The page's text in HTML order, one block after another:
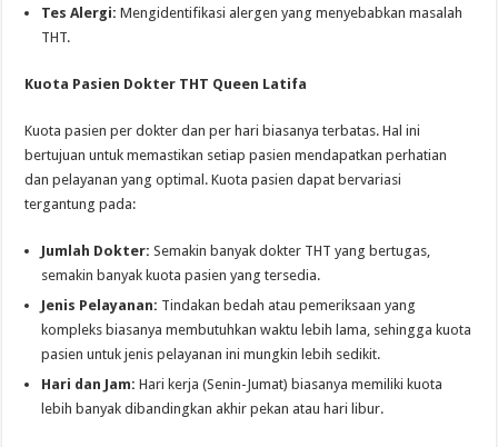
Tes Alergi: Mengidentifikasi alergen yang menyebabkan masalah
THT.
Kuota Pasien Dokter THT Queen Latifa
Kuota pasien per dokter dan per hari biasanya terbatas. Hal ini
bertujuan untuk memastikan setiap pasien mendapatkan perhatian
dan pelayanan yang optimal. Kuota pasien dapat bervariasi
tergantung pada:
Jumlah Dokter: Semakin banyak dokter THT yang bertugas,
semakin banyak kuota pasien yang tersedia.
Jenis Pelayanan: Tindakan bedah atau pemeriksaan yang
kompleks biasanya membutuhkan waktu lebih lama, sehingga kuota
pasien untuk jenis pelayanan ini mungkin lebih sedikit.
Hari dan Jam: Hari kerja (Senin-Jumat) biasanya memiliki kuota
lebih banyak dibandingkan akhir pekan atau hari libur.